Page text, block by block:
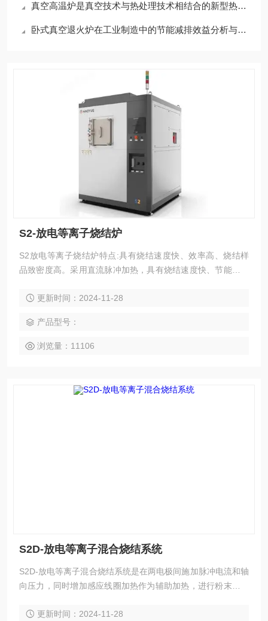
真空高温炉是真空技术与热处理技术相结合的新型热处理技术
卧式真空退火炉在工业制造中的节能减排效益分析与实践分享
S2-放电等离子烧结炉
S2放电等离子烧结炉特点:具有烧结速度快、效率高、烧结样
品致密度高。采用直流脉冲加热，具有烧结速度快、节能效果
更新时间：2024-11-28
产品型号：
浏览量：11106
S2D-放电等离子混合烧结系统
S2D-放电等离子混合烧结系统是在两电极间施加脉冲电流和轴
向压力，同时增加感应线圈加热作为辅助加热，进行粉末烧结
速度快、烧结时间短、组织结构可控、节能环保等鲜明特点。
更新时间：2024-11-28